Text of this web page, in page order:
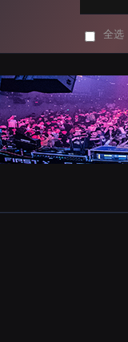
全选